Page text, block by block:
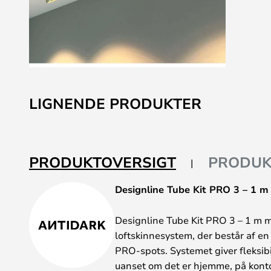
til
starten
LIGNENDE PRODUKTER
PRODUKTOVERSIGT
Designline Tube Kit PRO 3 – 1
Designline Tube Kit PRO 3 – 1 m
loftskinnesystem, der består af
PRO-spots. Systemet giver
uanset om det er hjemme, på